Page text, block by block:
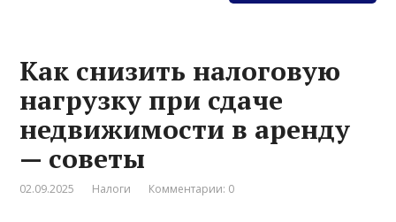
Как снизить налоговую
нагрузку при сдаче
недвижимости в аренду
— советы
02.09.2025 Налоги Комментарии: 0